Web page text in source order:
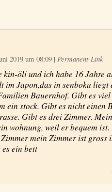
2019 um 08:09 | Permanent-Link
kin-öli und ich habe 16 Jahre
im Japon,das in senboku liegt
Bauernhof. Gibt es viel
ein stock. Gibt es nicht einen
Gibt es drei Zimmer. Mein
wohnung, weil er bequem ist.
mein Zimmer ist gross
ein bett